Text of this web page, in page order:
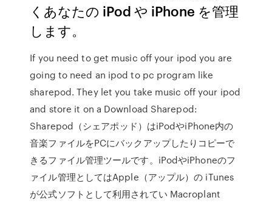
くあなたの iPod や iPhone を管理
します。
If you need to get music off your ipod you are
going to need an ipod to pc program like
sharepod. They let you take music off your ipod
and store it on a Download Sharepod:
Sharepod（シェアポッド）はiPodやiPhone内の
音楽ファイルをPCにバックアップしたりコピーで
きるファイル管理ツールです。iPodやiPhoneのフ
ァイル管理としてはApple（アップル）の iTunes
が公式ソフトとして利用されてい Macroplant